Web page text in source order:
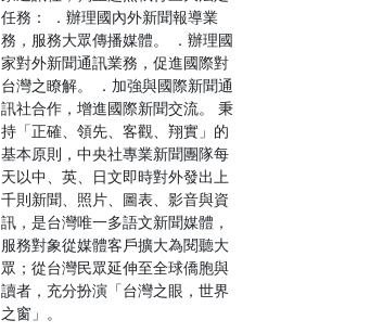
任務： ．辦理國內外新聞報導業
務，服務大眾傳播媒體。 ．辦理國
家對外新聞通訊業務，促進國際對
台灣之瞭解。 ．加強與國際新聞通
訊社合作，增進國際新聞交流。 秉
持「正確、領先、客觀、翔實」的
基本原則，中央社專業新聞團隊每
天以中、英、日文即時對外發出上
千則新聞、照片、圖表、影音與資
訊，是台灣唯一多語文新聞媒體，
服務對象從媒體客戶擴大為閱聽大
眾；從台灣民眾延伸至全球僑胞與
讀者，充分扮演「台灣之眼，世界
之窗」。